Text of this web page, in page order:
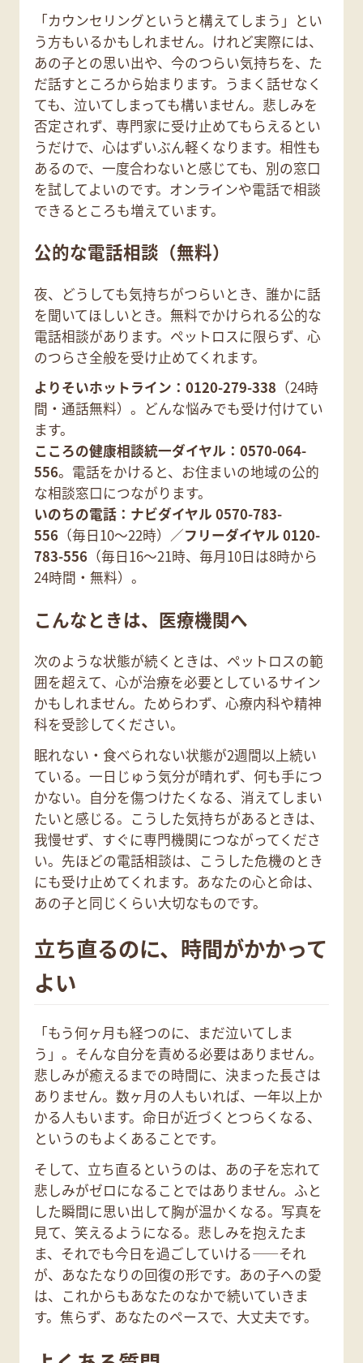
「カウンセリングというと構えてしまう」とい
う方もいるかもしれません。けれど実際には、
あの子との思い出や、今のつらい気持ちを、た
だ話すところから始まります。うまく話せなく
ても、泣いてしまっても構いません。悲しみを
否定されず、専門家に受け止めてもらえるとい
うだけで、心はずいぶん軽くなります。相性も
あるので、一度合わないと感じても、別の窓口
を試してよいのです。オンラインや電話で相談
できるところも増えています。
公的な電話相談（無料）
夜、どうしても気持ちがつらいとき、誰かに話
を聞いてほしいとき。無料でかけられる公的な
電話相談があります。ペットロスに限らず、心
のつらさ全般を受け止めてくれます。
よりそいホットライン：0120-279-338 （24時
間・通話無料）。どんな悩みでも受け付けてい
ます。
こころの健康相談統一ダイヤル：0570-064-
556。電話をかけると、お住まいの地域の公的
な相談窓口につながります。
いのちの電話：ナビダイヤル 0570-783-
556 （毎日10〜22時）／フリーダイヤル 0120-
783-556 （毎日16〜21時、毎月10日は8時から
24時間・無料）。
こんなときは、医療機関へ
次のような状態が続くときは、ペットロスの範
囲を超えて、心が治療を必要としているサイン
かもしれません。ためらわず、心療内科や精神
科を受診してください。
眠れない・食べられない状態が2週間以上続い
ている。一日じゅう気分が晴れず、何も手につ
かない。自分を傷つけたくなる、消えてしまい
たいと感じる。こうした気持ちがあるときは、
我慢せず、すぐに専門機関につながってくださ
い。先ほどの電話相談は、こうした危機のとき
にも受け止めてくれます。あなたの心と命は、
あの子と同じくらい大切なものです。
立ち直るのに、時間がかかって
よい
「もう何ヶ月も経つのに、まだ泣いてしま
う」。そんな自分を責める必要はありません。
悲しみが癒えるまでの時間に、決まった長さは
ありません。数ヶ月の人もいれば、一年以上か
かる人もいます。命日が近づくとつらくなる、
というのもよくあることです。
そして、立ち直るというのは、あの子を忘れて
悲しみがゼロになることではありません。ふと
した瞬間に思い出して胸が温かくなる。写真を
見て、笑えるようになる。悲しみを抱えたま
ま、それでも今日を過ごしていける——それ
が、あなたなりの回復の形です。あの子への愛
は、これからもあなたのなかで続いていきま
す。焦らず、あなたのペースで、大丈夫です。